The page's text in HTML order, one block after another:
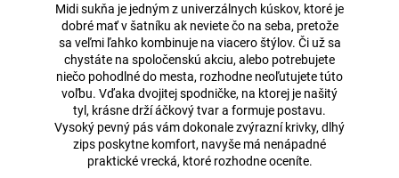
Midi sukňa je jedným z univerzálnych kúskov, ktoré je
dobré mať v šatníku ak neviete čo na seba, pretože
sa veľmi ľahko kombinuje na viacero štýlov. Či už sa
chystáte na spoločenskú akciu, alebo potrebujete
niečo pohodlné do mesta, rozhodne neoľutujete túto
voľbu. Vďaka dvojitej spodničke, na ktorej je našitý
tyl, krásne drží áčkový tvar a formuje postavu.
Vysoký pevný pás vám dokonale zvýrazní krivky, dlhý
zips poskytne komfort, navyše má nenápadné
praktické vrecká, ktoré rozhodne oceníte.